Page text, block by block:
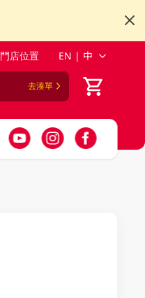
門店位置 EN | 中
去湊單